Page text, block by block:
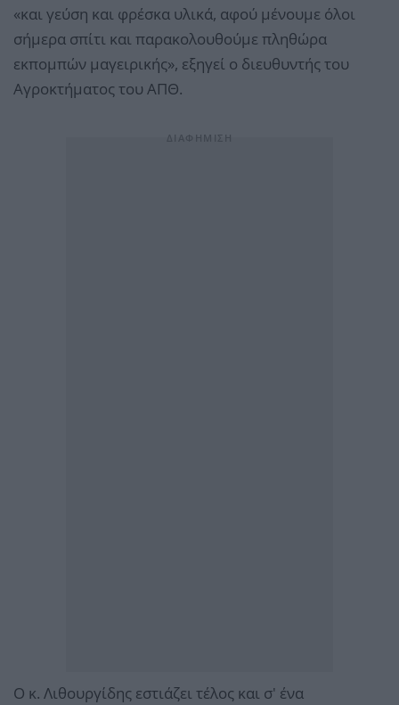
«και γεύση και φρέσκα υλικά, αφού μένουμε όλοι
σήμερα σπίτι και παρακολουθούμε πληθώρα
εκπομπών μαγειρικής», εξηγεί ο διευθυντής του
Αγροκτήματος του ΑΠΘ.
Ο κ. Λιθουργίδης εστιάζει τέλος και σ' ένα